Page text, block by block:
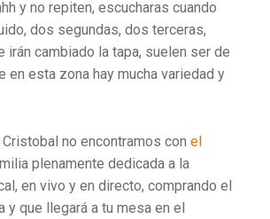
y no repiten, escucharas cuando
dos segundas, dos terceras,
irán cambiado la tapa, suelen ser de
en esta zona hay mucha variedad y
Cristobal no encontramos con el
plenamente dedicada a la
en vivo y en directo, comprando el
y que llegará a tu mesa en el